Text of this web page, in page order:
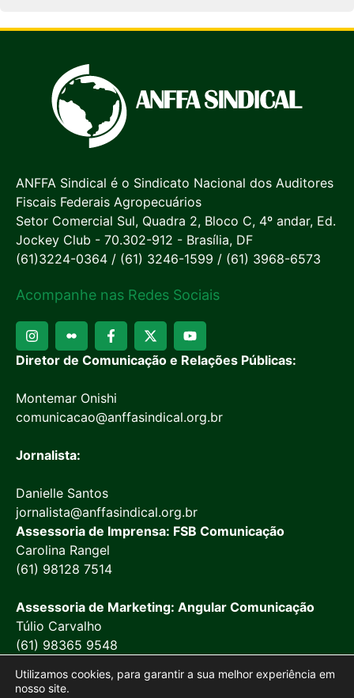
ANFFA Sindical é o Sindicato Nacional dos Auditores
Fiscais Federais Agropecuários
Setor Comercial Sul, Quadra 2, Bloco C, 4º andar, Ed.
Jockey Club - 70.302-912 - Brasília, DF
(61)3224-0364 / (61) 3246-1599 / (61) 3968-6573
Acompanhe nas Redes Sociais
Diretor de Comunicação e Relações Públicas:
Montemar Onishi
comunicacao@anffasindical.org.br
Jornalista:
Danielle Santos
jornalista@anffasindical.org.br
Assessoria de Imprensa: FSB Comunicação
Carolina Rangel
(61) 98128 7514
Assessoria de Marketing: Angular Comunicação
Túlio Carvalho
(61) 98365 9548
Utilizamos cookies, para garantir a sua melhor experiência em
nosso site.